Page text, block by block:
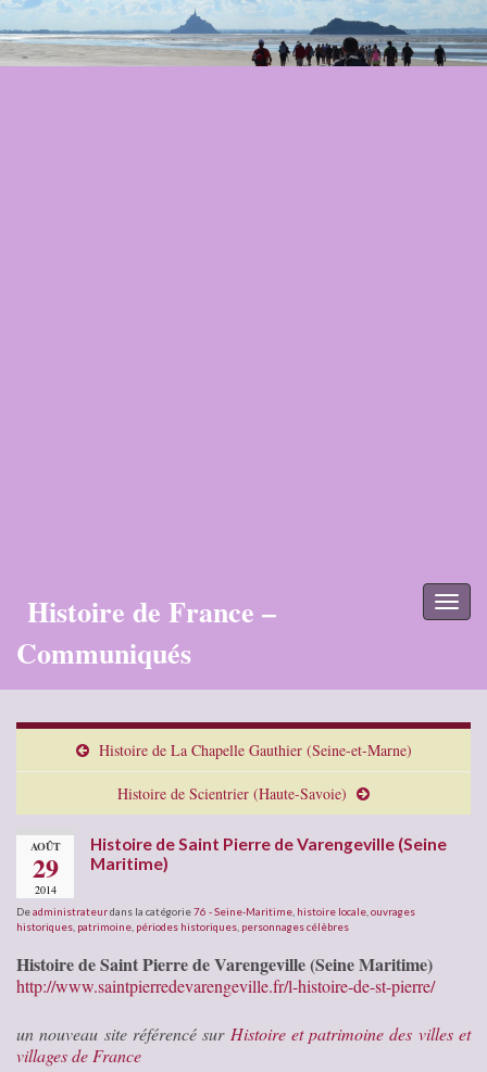
Histoire de France –
Communiqués
Histoire de La Chapelle Gauthier (Seine-et-Marne)
Histoire de Scientrier (Haute-Savoie)
AOÛT
29
2014
Histoire de Saint Pierre de Varengeville (Seine
Maritime)
Deadministrateurdans la catégorie76 - Seine-Maritime histoire locale ouvrages
historiques patrimoine périodes historiques personnages célèbres
Histoire de Saint Pierre de Varengeville (Seine Maritime)
http://www.saintpierredevarengeville.fr/l-histoire-de-st-pierre/
un nouveau site référencé sur Histoire et patrimoine des villes et
villages de France